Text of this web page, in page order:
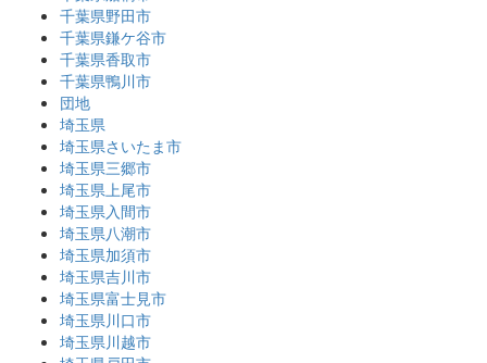
千葉県野田市
千葉県鎌ケ谷市
千葉県香取市
千葉県鴨川市
団地
埼玉県
埼玉県さいたま市
埼玉県三郷市
埼玉県上尾市
埼玉県入間市
埼玉県八潮市
埼玉県加須市
埼玉県吉川市
埼玉県富士見市
埼玉県川口市
埼玉県川越市